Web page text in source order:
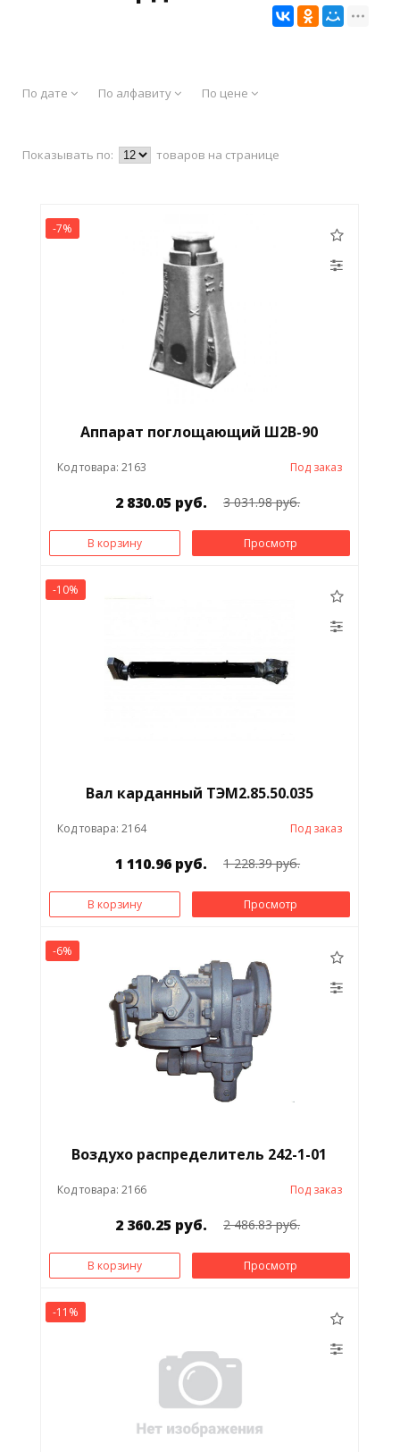
По дате По алфавиту По цене
Показывать по: товаров на странице
-7%
Аппарат поглощающий Ш2В-90
Код товара: 2163 Под заказ
2 830.05 руб. 3 031.98 руб.
В корзину Просмотр
-10%
Вал карданный ТЭМ2.85.50.035
Код товара: 2164 Под заказ
1 110.96 руб. 1 228.39 руб.
В корзину Просмотр
-6%
Воздухо распределитель 242-1-01
Код товара: 2166 Под заказ
2 360.25 руб. 2 486.83 руб.
В корзину Просмотр
-11%